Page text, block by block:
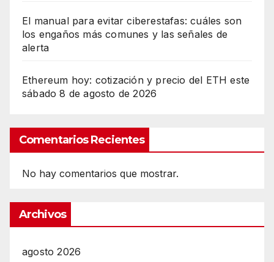
El manual para evitar ciberestafas: cuáles son
los engaños más comunes y las señales de
alerta
Ethereum hoy: cotización y precio del ETH este
sábado 8 de agosto de 2026
Comentarios Recientes
No hay comentarios que mostrar.
Archivos
agosto 2026